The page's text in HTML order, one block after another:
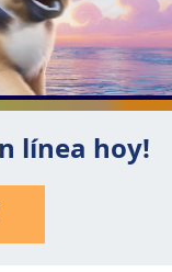
línea hoy!